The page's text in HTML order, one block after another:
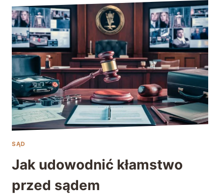
SĄD
Jak udowodnić kłamstwo
przed sądem